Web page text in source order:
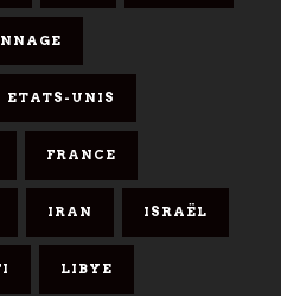
ETATS-UNIS
FRANCE
IRAN ISRAËL
LIBYE